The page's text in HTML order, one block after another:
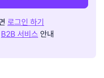
로그인 하기
B2B 서비스 안내